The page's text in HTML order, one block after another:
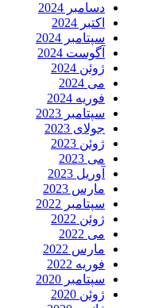
دسامبر 2024
اکتبر 2024
سپتامبر 2024
آگوست 2024
ژوئن 2024
می 2024
فوریه 2024
سپتامبر 2023
جولای 2023
ژوئن 2023
می 2023
آوریل 2023
مارس 2023
سپتامبر 2022
ژوئن 2022
می 2022
مارس 2022
فوریه 2022
سپتامبر 2020
ژوئن 2020